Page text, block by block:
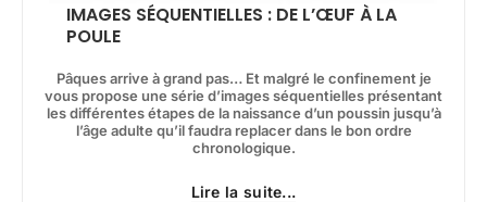
IMAGES SÉQUENTIELLES : DE L’ŒUF À LA
POULE
Pâques arrive à grand pas… Et malgré le confinement je
vous propose une série d’images séquentielles présentant
les différentes étapes de la naissance d’un poussin jusqu’à
l’âge adulte qu’il faudra replacer dans le bon ordre
chronologique.
Lire la suite...